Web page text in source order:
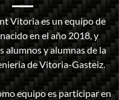
Vitoria es un equipo de
en el año 2018, y
alumnos y alumnas de la
de Vitoria-Gasteiz.
equipo es participar en